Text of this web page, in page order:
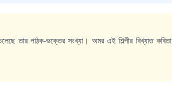
তার পাঠক-ভক্তের সংখ্যা। অমর এই শিল্পীর বিখ্যাত কবিতা